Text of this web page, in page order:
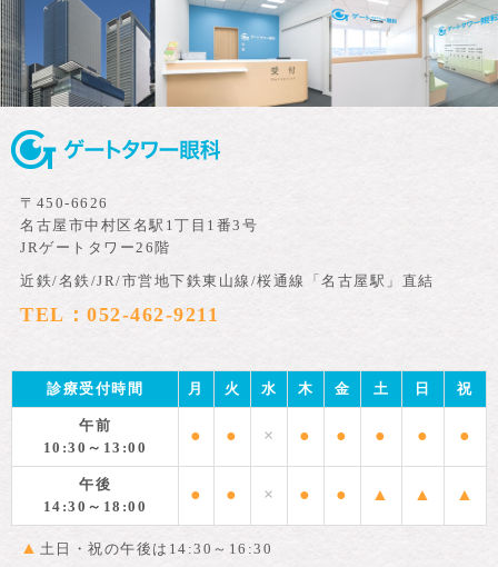
〒450-6626
名古屋市中村区名駅1丁目1番3号
JRゲートタワー26階
近鉄/名鉄/JR/市営地下鉄東山線/桜通線「名古屋駅」直結
TEL：052-462-9211
診療受付時間 月 火 水 木 金 土 日 祝
午前
10:30～13:00
● ● × ● ● ● ● ●
午後
14:30～18:00
● ● × ● ● ▲ ▲ ▲
▲ 土日・祝の午後は14:30～16:30